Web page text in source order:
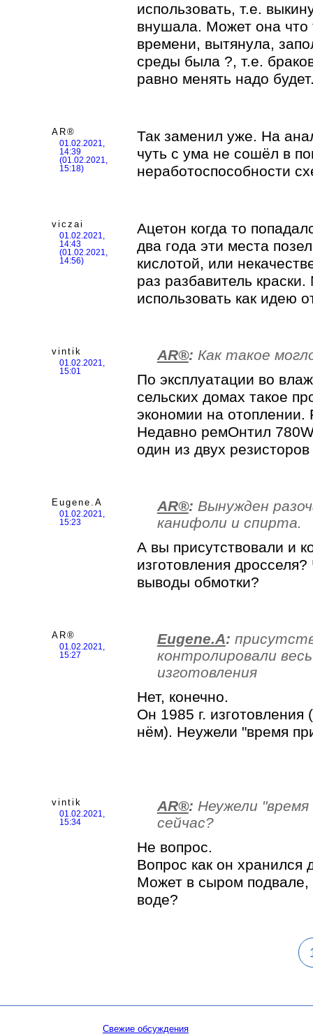
использовать, т.е.
внушала. Может она что
времени, вытянула,
среды была ?, т.е.
равно менять надо
AR®
01.02.2021,
14:39
(01.02.2021,
15:18)
Так заменил уже. На
чуть с ума не сошёл в
неработоспособности
viczai
01.02.2021,
14:43
(01.02.2021,
14:56)
Ацетон когда то
два года эти места
кислотой, или
раз разбавитель
использовать как идею
vintik
01.02.2021,
15:01
AR®: Как такое
По эксплуатации во
сельских домах такое
экономии на отоплении.
Недавно ремОнтил
один из двух
Eugene.A
01.02.2021,
15:23
AR®: Вынужден
канифоли и спирта.
А вы присутствовали и
изготовления
выводы обмотки?
AR®
01.02.2021,
15:27
Eugene.A:
контролировали
изготовления
Нет, конечно.
Он 1985 г.
нём). Неужели "время
vintik
01.02.2021,
15:34
AR®: Неужели
сейчас?
Не вопрос.
Вопрос как он хранился
Может в сыром подвале,
воде?
Свежие обсуждения